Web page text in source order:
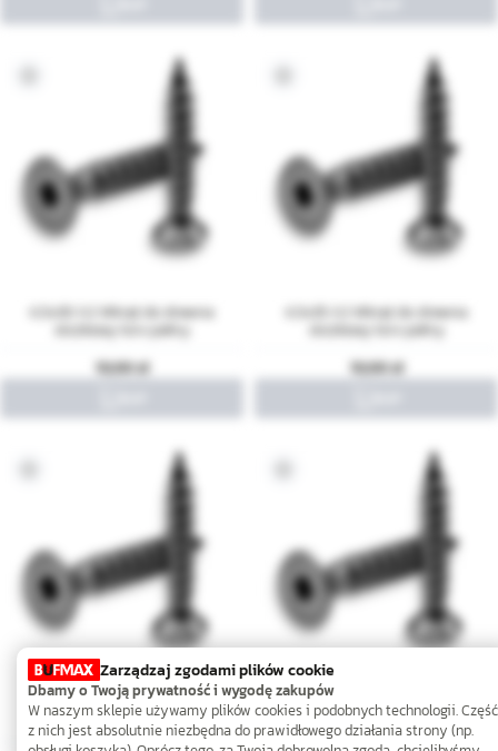
stożkowy torx pełny
10,00
stożkowy torx pełny
10,00
4,5x40 A2 Wkręt do drewna
stożkowy torx pełny
4,5x45 A2 Wkręt do drewna
stożkowy torx pełny
Zarządzaj zgodami plików cookie
Dbamy o Twoją prywatność i wygodę zakupów
W naszym sklepie używamy plików cookies i podobnych technologii. Część
z nich jest absolutnie niezbędna do prawidłowego działania strony (np.